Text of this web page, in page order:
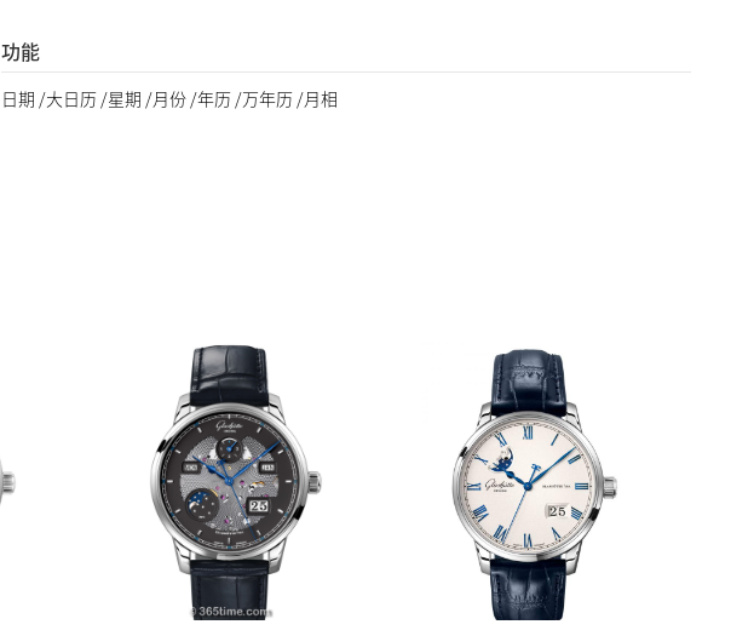
功能
日期 /大日历 /星期 /月份 /年历 /万年历 /月相